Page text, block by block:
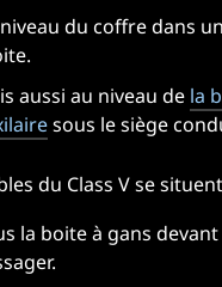
du coffre dans
aussi au niveau de la
sous le siège
du Class V se
la boite à gans